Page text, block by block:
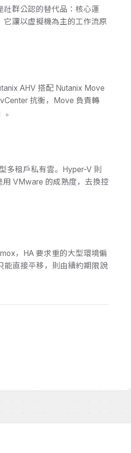
群公認的替代品：核心運
它讓以虛擬機為主的工作流原
AHV 搭配 Nutanix Move
抗衡，Move 負責轉
多租戶私有雲。Hyper-V 則
VMware 的成熟度，去換控
，HA 要求重的大型環境偏
能直接平移，則由續約期限說